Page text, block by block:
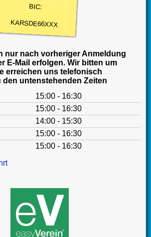
BIC:
KARSDE66XXX
nur nach vorheriger Anmeldung
E-Mail erfolgen. Wir bitten um
erreichen uns telefonisch
den untenstehenden Zeiten
15:00 - 16:30
15:00 - 16:30
14:00 - 15:30
15:00 - 16:30
15:00 - 16:30